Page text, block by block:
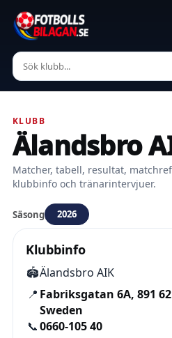
KLUBB
Älandsbro
Matcher, tabell, resultat,
klubbinfo och tränarintervjuer.
Säsong 2026
Klubbinfo
🏟️Älandsbro AIK
📍 Fabriksgatan 6A, 891
Sweden
📞0660-105 40